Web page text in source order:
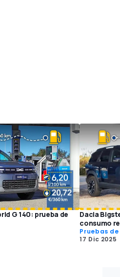
G 140: prueba de
Dacia
consumo
Pruebas
17 Dic 2025